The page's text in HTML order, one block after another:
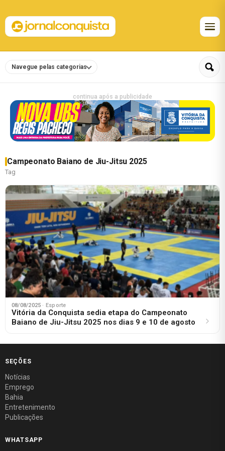
Navegue pelas categorias
continua após a publicidade
Campeonato Baiano de Jiu-Jitsu 2025
Tag
08/08/2025 · Esporte
Vitória da Conquista sedia etapa do Campeonato
Baiano de Jiu-Jitsu 2025 nos dias 9 e 10 de agosto
SEÇÕES
Notícias
Emprego
Bahia
Entretenimento
Publicações
WHATSAPP